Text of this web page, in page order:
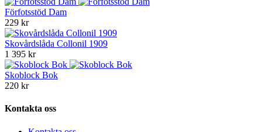
Förfotsstöd Dam
229 kr
Skovårdslåda Collonil 1909
1 395 kr
Skoblock Bok
220 kr
Kontakta oss